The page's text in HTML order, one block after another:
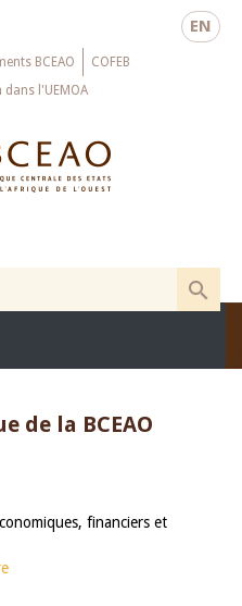
EN
BCEAO
COFEB
dans l'UEMOA
de la BCEAO
financiers et